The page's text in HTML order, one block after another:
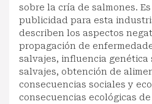
sobre la cría de salmones.
publicidad para esta
describen los aspectos
propagación de
salvajes, influencia genética
salvajes, obtención de
consecuencias sociales y
consecuencias ecológicas